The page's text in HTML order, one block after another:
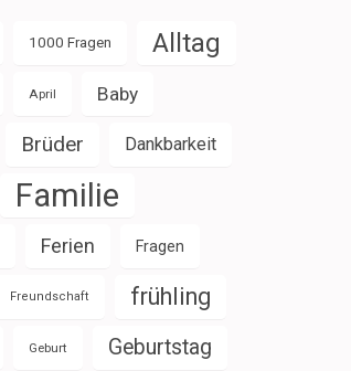
1000 Fragen Alltag
April Baby
Brüder Dankbarkeit
Familie
Ferien Fragen
Freundschaft frühling
Geburt Geburtstag